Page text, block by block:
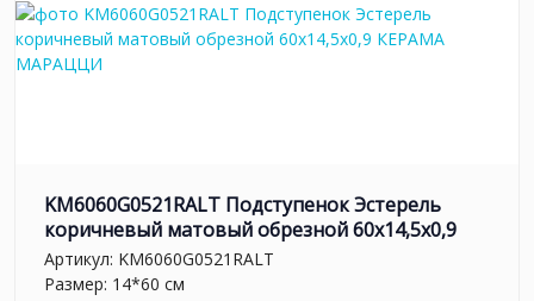
KM6060G0521RALT Подступенок Эстерель
коричневый матовый обрезной 60x14,5x0,9
Артикул: KM6060G0521RALT
Размер: 14*60 см